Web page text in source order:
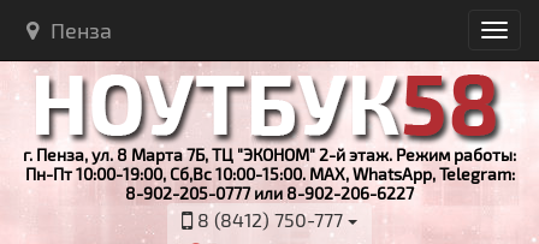
Пенза
г. Пенза, ул. 8 Марта 7Б, ТЦ "ЭКОНОМ" 2-й этаж. Режим работы:
Пн-Пт 10:00-19:00, Сб,Вс 10:00-15:00. MAX, WhatsApp, Telegram:
8-902-205-0777 или 8-902-206-6227
8 (8412) 750-777